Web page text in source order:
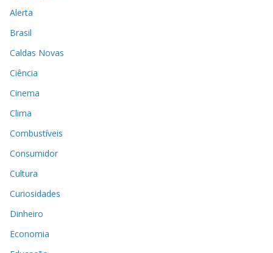
Alerta
Brasil
Caldas Novas
Ciência
Cinema
Clima
Combustíveis
Consumidor
Cultura
Curiosidades
Dinheiro
Economia